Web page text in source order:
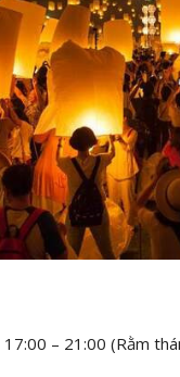
17:00 – 21:00 (Rằm